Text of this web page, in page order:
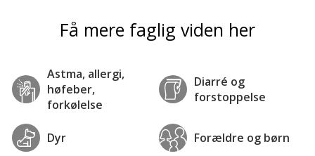
Få mere faglig viden her
Astma, allergi,
høfeber,
forkølelse
Diarré og
forstoppelse
Dyr Forældre og børn